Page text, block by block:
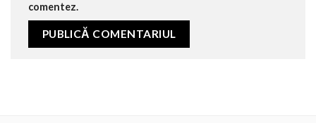
comentez.